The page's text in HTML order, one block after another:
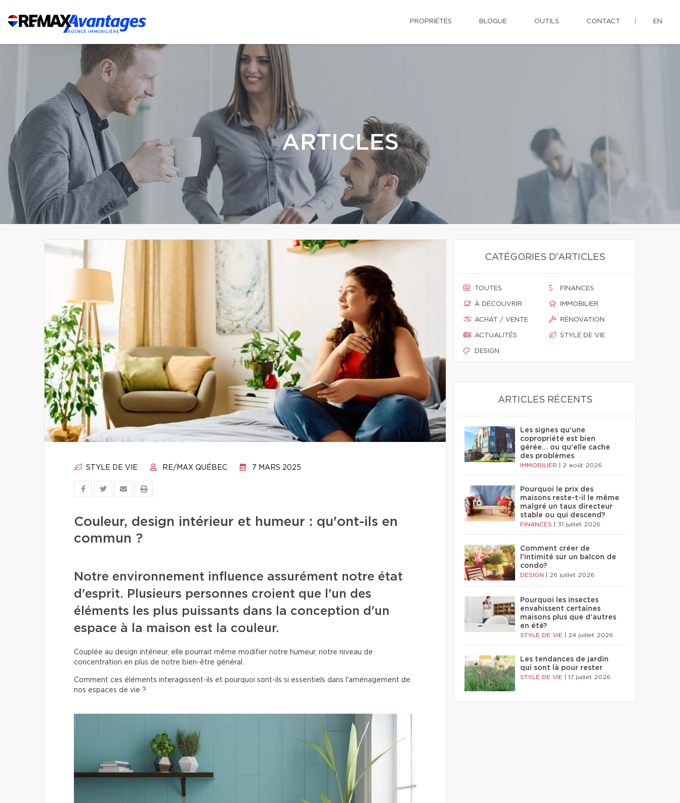
PROPRIÉTÉS BLOGUE OUTILS CONTACT EN
ARTICLES
STYLE DE VIE RE/MAX QUÉBEC 7 MARS 2025
Couleur, design intérieur et humeur : qu'ont-ils en
commun ?
Notre environnement influence assurément notre état
d'esprit. Plusieurs personnes croient que l'un des
éléments les plus puissants dans la conception d'un
espace à la maison est la couleur.
Couplée au design intérieur, elle pourrait même modifier notre humeur, notre niveau de
concentration en plus de notre bien-être général.
Comment ces éléments interagissent-ils et pourquoi sont-ils si essentiels dans l'aménagement de
nos espaces de vie ?
CATÉGORIES D'ARTICLES
TOUTES
À DÉCOUVRIR
ACHAT / VENTE
ACTUALITÉS
DESIGN
FINANCES
IMMOBILIER
RÉNOVATION
STYLE DE VIE
ARTICLES RÉCENTS
Les signes qu'une
copropriété est bien
gérée… ou qu'elle cache
des problèmes
IMMOBILIER 2 août 2026
Pourquoi le prix des
maisons reste-t-il le même
malgré un taux directeur
stable ou qui descend?
FINANCES 31 juillet 2026
Comment créer de
l'intimité sur un balcon de
condo?
DESIGN 26 juillet 2026
Pourquoi les insectes
envahissent certaines
maisons plus que d'autres
en été?
STYLE DE VIE 24 juillet 2026
Les tendances de jardin
qui sont là pour rester
STYLE DE VIE 17 juillet 2026